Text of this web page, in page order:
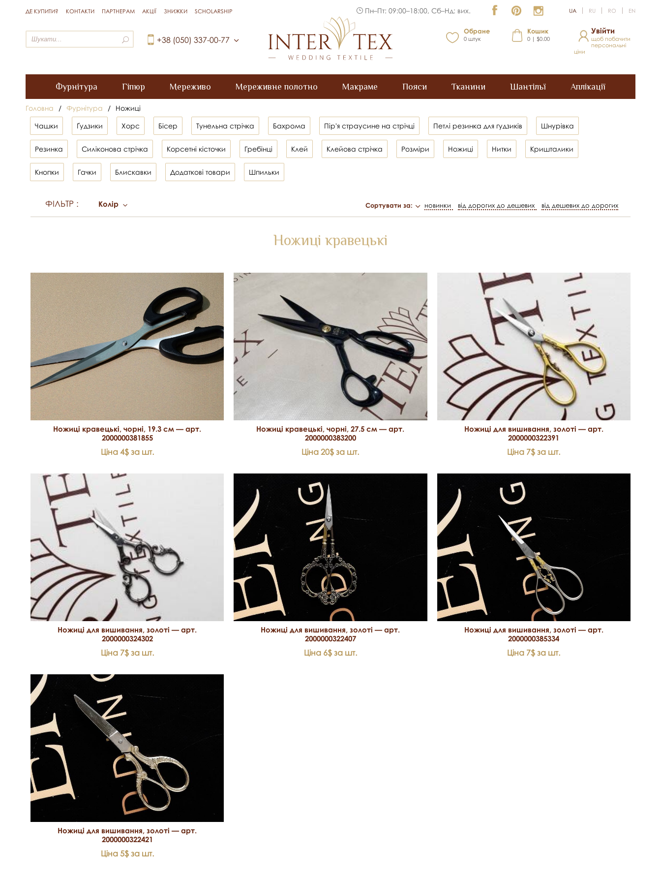
ДЕ КУПИТИ? КОНТАКТИ ПАРТНЕРАМ АКЦІЇ ЗНИЖКИ SCHOLARSHIP Пн–Пт: 09:00–18:00, Сб–Нд: вих. UA RU RO EN
+38 (050) 337-00-77
Обране
0 штук
Кошик
0 | $0.00
Увійти
щоб побачити
персональні
ціни
Фурнітура Гіпюр Мереживо Мереживне полотно Макраме Пояси Тканини Шантільї Аплікації
Головна / Фурнітура / Ножиці
Чашки Ґудзики Хорс Бісер Тунельна стрічка Бахрома Пір'я страусине на стрічці Петлі резинка для ґудзиків Шнурівка
Резинка Силіконова стрічка Корсетні кісточки Гребінці Клей Клейова стрічка Розміри Ножиці Нитки Кришталики
Кнопки Гачки Блискавки Додаткові товари Шпильки
ФІЛЬТР : Сортувати за: новинки від дорогих до дешевих від дешевих до дорогих
Колір
Ножиці кравецькі
Ножиці кравецькі, чорні, 19.3 см — арт.
2000000381855
Ціна 4$ за шт.
Ножиці кравецькі, чорні, 27.5 см — арт.
2000000383200
Ціна 20$ за шт.
Ножиці для вишивання, золоті — арт.
2000000322391
Ціна 7$ за шт.
Ножиці для вишивання, золоті — арт.
2000000324302
Ціна 7$ за шт.
Ножиці для вишивання, золоті — арт.
2000000322407
Ціна 6$ за шт.
Ножиці для вишивання, золоті — арт.
2000000385334
Ціна 7$ за шт.
Ножиці для вишивання, золоті — арт.
2000000322421
Ціна 5$ за шт.